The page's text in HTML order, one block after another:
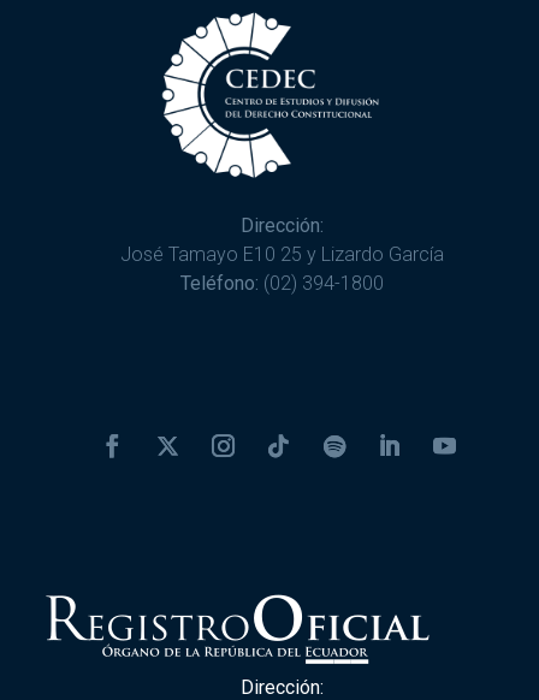
Dirección:
José Tamayo E10 25 y Lizardo García
Teléfono: (02) 394-1800
Dirección: